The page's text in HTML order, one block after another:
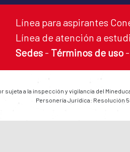
Línea para aspirantes
Línea de atención a
Sedes - Términos de uso -
a la inspección y vigilancia del
Personería Jurídica: Resolución